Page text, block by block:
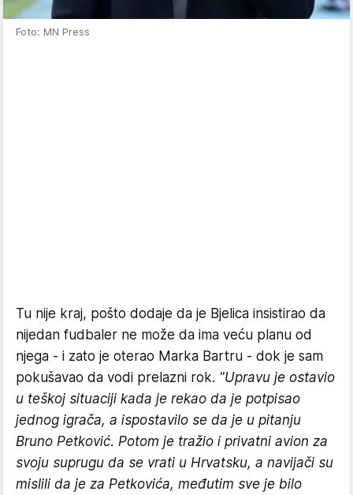
Foto: MN Press
Tu nije kraj, pošto dodaje da je Bjelica insistirao da
nijedan fudbaler ne može da ima veću planu od
njega - i zato je oterao Marka Bartru - dok je sam
pokušavao da vodi prelazni rok. "Upravu je ostavio
u teškoj situaciji kada je rekao da je potpisao
jednog igrača, a ispostavilo se da je u pitanju
Bruno Petković. Potom je tražio i privatni avion za
svoju suprugu da se vrati u Hrvatsku, a navijači su
mislili da je za Petkovića, međutim sve je bilo